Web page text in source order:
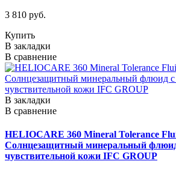
3 810 руб.
Купить
В закладки
В сравнение
В закладки
В сравнение
HELIOCARE 360 Mineral Tolerance
Солнцезащитный минеральный флюид
чувствительной кожи IFC GROUP